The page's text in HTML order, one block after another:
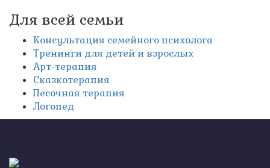
Для всей семьи
Консультация семейного психолога
Тренинги для детей и взрослых
Арт-терапия
Сказкотерапия
Песочная терапия
Логопед